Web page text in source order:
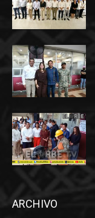
ARCHIVO